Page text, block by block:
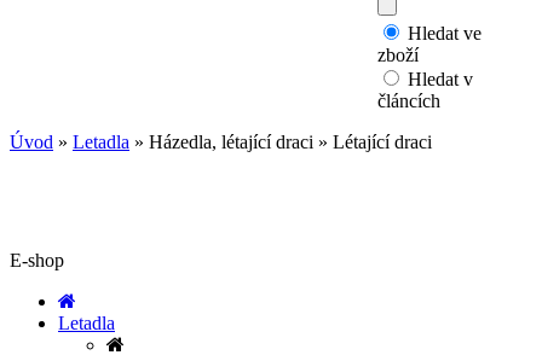
Hledat ve
zboží
Hledat v
článcích
Úvod » Letadla » Házedla, létající draci » Létající draci
E-shop
Letadla